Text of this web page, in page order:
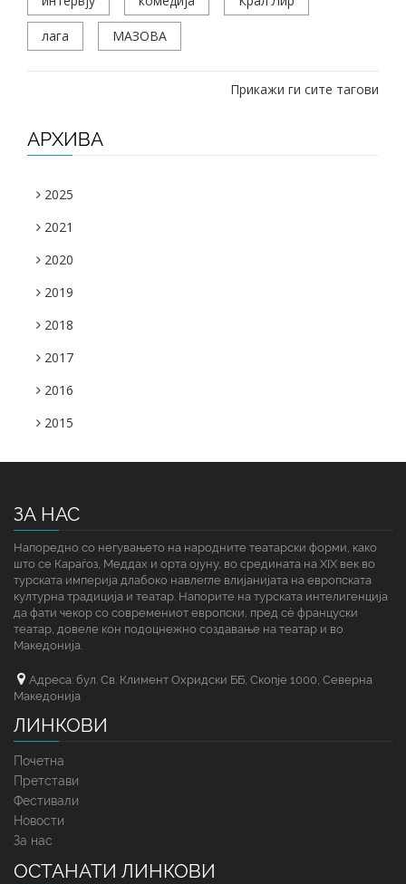
лага МАЗОВА
Прикажи ги сите тагови
АРХИВА
2025
2021
2020
2019
2018
2017
2016
2015
ЗА НАС
Напоредно со негувањето на народните театарски форми, како
што се Караѓоз, Меддах и орта ојуну, во средината на XIX век во
турската империја длабоко навлегле влијанијата на европската
културна традиција и театар. Напорите на турската интелигенција
да фати чекор со современиот европски, пред сè француски
театар, довеле кон подоцнежно создавање на театар и во
Македонија.
Адреса: бул. Св. Климент Охридски ББ, Скопје 1000, Северна
Македонија
ЛИНКОВИ
Почетна
Претстави
Фестивали
Новости
За нас
ОСТАНАТИ ЛИНКОВИ